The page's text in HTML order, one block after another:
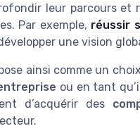
leur parcours et
Par exemple, réussir
une vision
ainsi comme un
ou en tant
d’acquérir des